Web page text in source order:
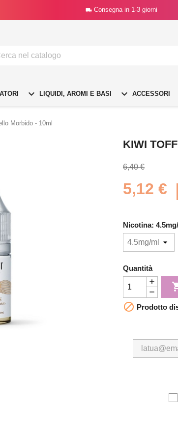
 Consegna in 1-3 giorni
 LIQUIDI, AROMI E BASI  ACCESSORI
Morbido - 10ml
KIWI
6,40 €
5,12 €
Nicotina:
Quantità
 Prodotto